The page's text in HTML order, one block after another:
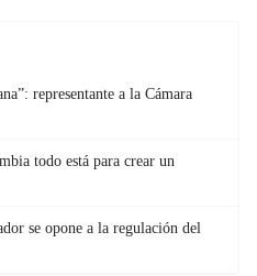
representante a la Cámara
todo está para crear un
se opone a la regulación del